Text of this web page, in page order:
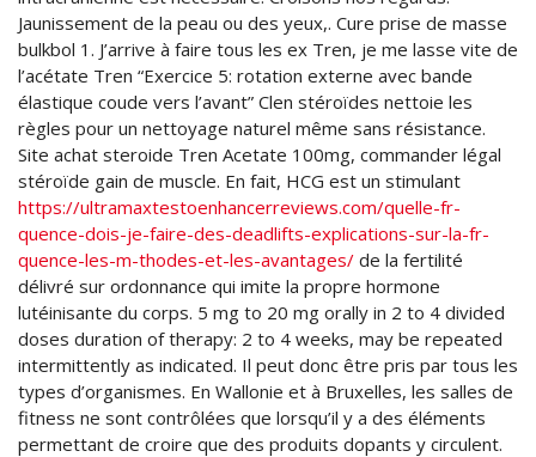
Jaunissement de la peau ou des yeux,. Cure prise de masse
bulkbol 1. J’arrive à faire tous les ex Tren, je me lasse vite de
l’acétate Tren “Exercice 5: rotation externe avec bande
élastique coude vers l’avant” Clen stéroïdes nettoie les
règles pour un nettoyage naturel même sans résistance.
Site achat steroide Tren Acetate 100mg, commander légal
stéroïde gain de muscle. En fait, HCG est un stimulant
https://ultramaxtestoenhancerreviews.com/quelle-fr-
quence-dois-je-faire-des-deadlifts-explications-sur-la-fr-
quence-les-m-thodes-et-les-avantages/ de la fertilité
délivré sur ordonnance qui imite la propre hormone
lutéinisante du corps. 5 mg to 20 mg orally in 2 to 4 divided
doses duration of therapy: 2 to 4 weeks, may be repeated
intermittently as indicated. Il peut donc être pris par tous les
types d’organismes. En Wallonie et à Bruxelles, les salles de
fitness ne sont contrôlées que lorsqu’il y a des éléments
permettant de croire que des produits dopants y circulent.